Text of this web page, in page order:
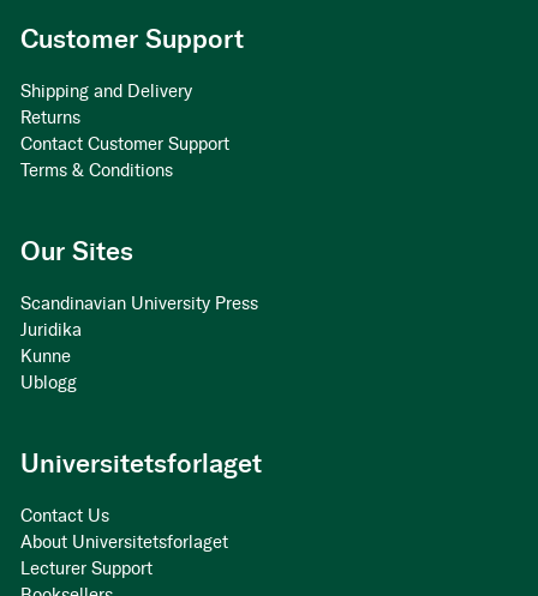
Customer Support
Shipping and Delivery
Returns
Contact Customer Support
Terms & Conditions
Our Sites
Scandinavian University Press
Juridika
Kunne
Ublogg
Universitetsforlaget
Contact Us
About Universitetsforlaget
Lecturer Support